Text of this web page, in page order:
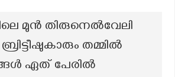
മുൻ തിരുനെൽവേലി
തമ്മിൽ
ഏത് പേരിൽ